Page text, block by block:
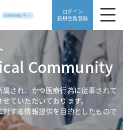
ログイン
新規会員登録
Community
され、かつ医療行為に従事されて
ていただいております。
する情報提供を目的としたもので